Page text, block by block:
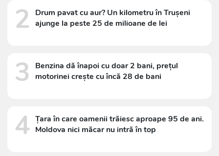
2
Drum pavat cu aur? Un kilometru în Trușeni
ajunge la peste 25 de milioane de lei
3
Benzina dă înapoi cu doar 2 bani, prețul
motorinei crește cu încă 28 de bani
4 Țara în care oamenii trăiesc aproape 95 de ani.
Moldova nici măcar nu intră în top